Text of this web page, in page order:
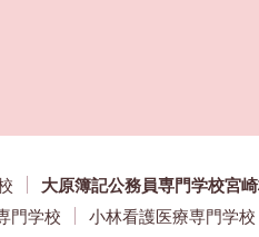
大原簿記公務員専門学校宮
門学校 小林看護医療専門学校